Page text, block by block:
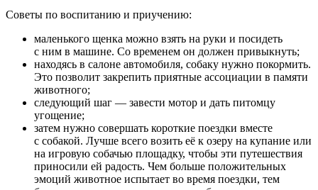
Советы по воспитанию и приучению:
маленького щенка можно взять на руки и посидеть
с ним в машине. Со временем он должен привыкнуть;
находясь в салоне автомобиля, собаку нужно покормить.
Это позволит закрепить приятные ассоциации в памяти
животного;
следующий шаг — завести мотор и дать питомцу
угощение;
затем нужно совершать короткие поездки вместе
с собакой. Лучше всего возить её к озеру на купание или
на игровую собачью площадку, чтобы эти путешествия
приносили ей радость. Чем больше положительных
эмоций животное испытает во время поездки, тем